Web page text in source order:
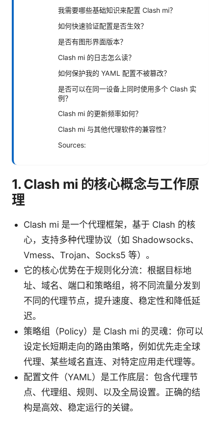
我需要哪些基础知识来配置 Clash mi？
如何快速验证配置是否生效？
是否有图形界面版本？
Clash mi 的日志怎么读？
如何保护我的 YAML 配置不被篡改？
是否可以在同一设备上同时使用多个 Clash 实
例？
Clash mi 的更新频率如何？
Clash mi 与其他代理软件的兼容性？
Sources:
1. Clash mi 的核心概念与工作原
理
Clash mi 是一个代理框架，基于 Clash 的核
心，支持多种代理协议（如 Shadowsocks、
Vmess、Trojan、Socks5 等）。
它的核心优势在于规则化分流：根据目标地
址、域名、端口和策略组，将不同流量分发到
不同的代理节点，提升速度、稳定性和降低延
迟。
策略组（Policy）是 Clash mi 的灵魂：你可以
设定长短期走向的路由策略，例如优先走全球
代理、某些域名直连、对特定应用走代理等。
配置文件（YAML）是工作底层：包含代理节
点、代理组、规则、以及全局设置。正确的结
构是高效、稳定运行的关键。